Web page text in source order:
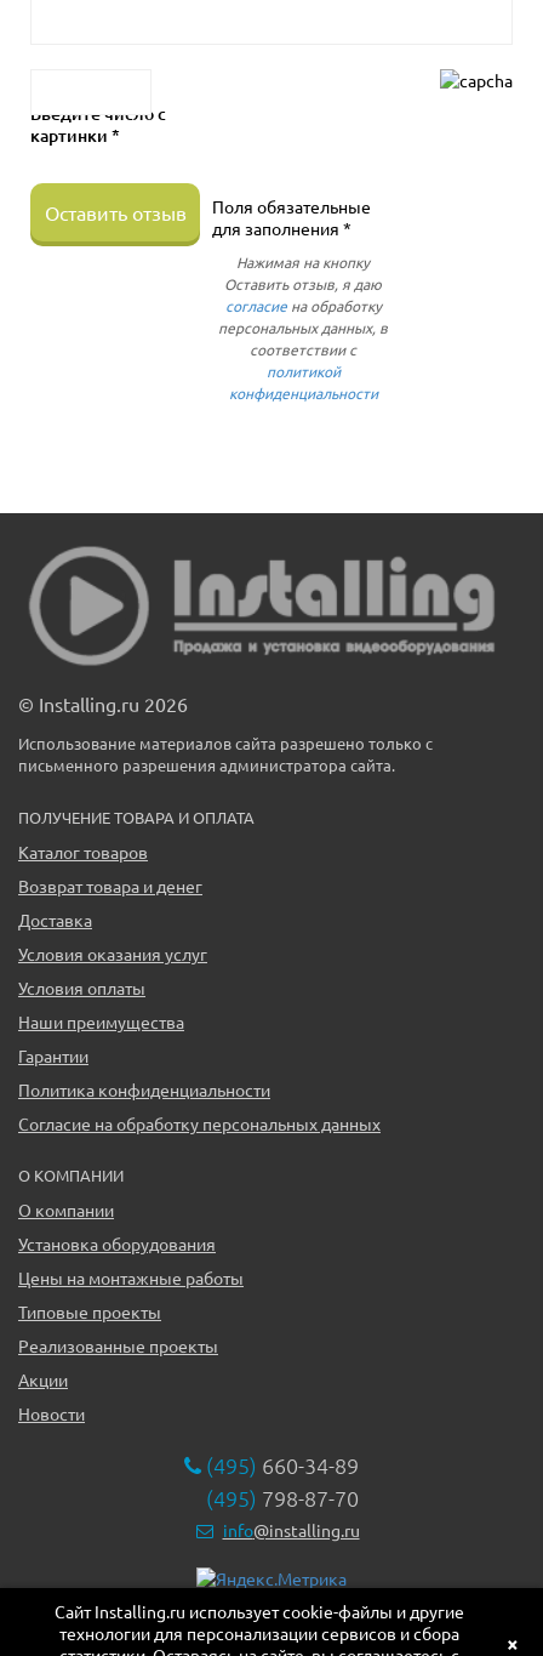
Введите число с
картинки *
Оставить отзыв
Поля обязательные
для заполнения *
Нажимая на кнопку
Оставить отзыв, я даю
согласиена обработку
персональных данных, в
соответствии с
политикой
конфиденциальности
© Installing.ru 2026
Использование материалов сайта разрешено только с
письменного разрешения администратора сайта.
ПОЛУЧЕНИЕ ТОВАРА И ОПЛАТА
Каталог товаров
Возврат товара и денег
Доставка
Условия оказания услуг
Условия оплаты
Наши преимущества
Гарантии
Политика конфиденциальности
Согласие на обработку персональных данных
О КОМПАНИИ
О компании
Установка оборудования
Цены на монтажные работы
Типовые проекты
Реализованные проекты
Акции
Новости
(495) 660-34-89
(495) 798-87-70
info@installing.ru
119331, г. Москва ул. Марии Ульяновой дом 17а, этаж 2,
офис 10
Сайт Installing.ru использует cookie-файлы и другие
технологии для персонализации сервисов и сбора
×